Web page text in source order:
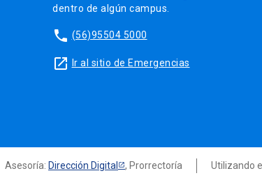
dentro de algún campus.
phone (56)95504 5000
launch Ir al sitio de Emergencias
Asesoría: Dirección Digital , Prorrectoría Utilizando el